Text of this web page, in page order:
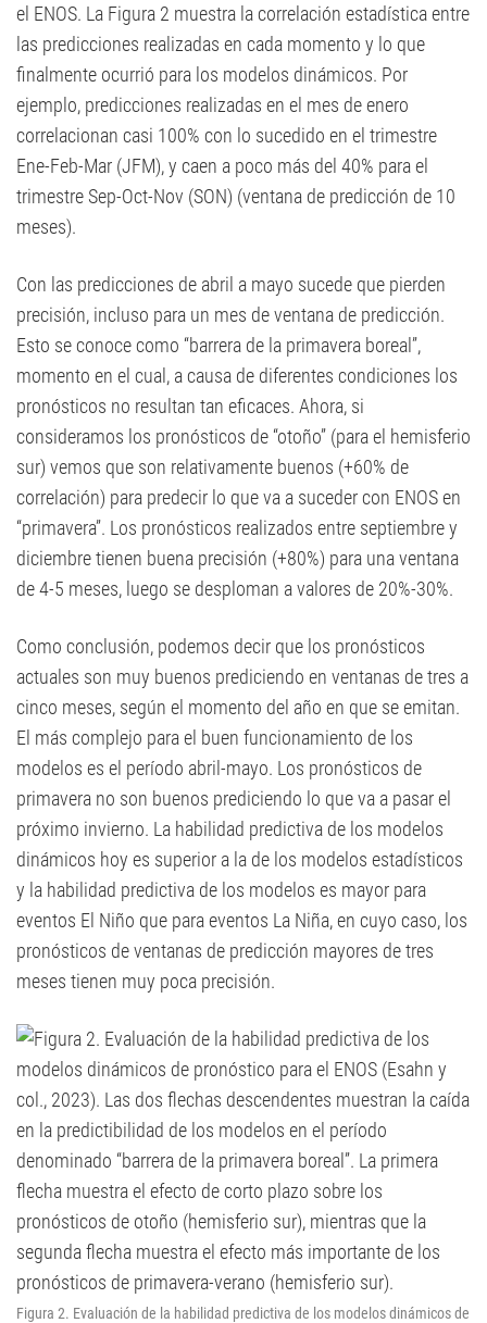
el ENOS. La Figura 2 muestra la correlación estadística entre
las predicciones realizadas en cada momento y lo que
finalmente ocurrió para los modelos dinámicos. Por
ejemplo, predicciones realizadas en el mes de enero
correlacionan casi 100% con lo sucedido en el trimestre
Ene-Feb-Mar (JFM), y caen a poco más del 40% para el
trimestre Sep-Oct-Nov (SON) (ventana de predicción de 10
meses).
Con las predicciones de abril a mayo sucede que pierden
precisión, incluso para un mes de ventana de predicción.
Esto se conoce como “barrera de la primavera boreal”,
momento en el cual, a causa de diferentes condiciones los
pronósticos no resultan tan eficaces. Ahora, si
consideramos los pronósticos de “otoño” (para el hemisferio
sur) vemos que son relativamente buenos (+60% de
correlación) para predecir lo que va a suceder con ENOS en
“primavera”. Los pronósticos realizados entre septiembre y
diciembre tienen buena precisión (+80%) para una ventana
de 4-5 meses, luego se desploman a valores de 20%-30%.
Como conclusión, podemos decir que los pronósticos
actuales son muy buenos prediciendo en ventanas de tres a
cinco meses, según el momento del año en que se emitan.
El más complejo para el buen funcionamiento de los
modelos es el período abril-mayo. Los pronósticos de
primavera no son buenos prediciendo lo que va a pasar el
próximo invierno. La habilidad predictiva de los modelos
dinámicos hoy es superior a la de los modelos estadísticos
y la habilidad predictiva de los modelos es mayor para
eventos El Niño que para eventos La Niña, en cuyo caso, los
pronósticos de ventanas de predicción mayores de tres
meses tienen muy poca precisión.
Figura 2. Evaluación de la habilidad predictiva de los modelos dinámicos de